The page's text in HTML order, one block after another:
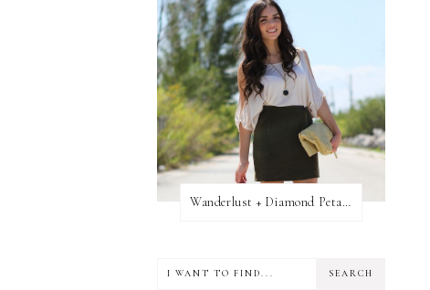
Wanderlust + Diamond Petal Giveaway